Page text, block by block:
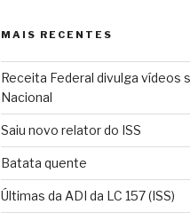
MAIS RECENTES
Receita Federal divulga vídeos
Nacional
Saiu novo relator do ISS
Batata quente
Últimas da ADI da LC 157 (ISS)